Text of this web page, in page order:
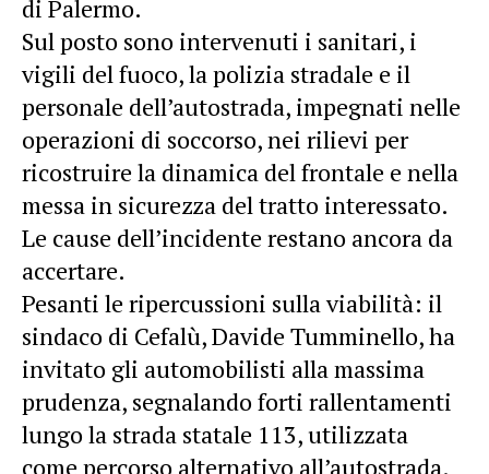
di Palermo.
Sul posto sono intervenuti i sanitari, i
vigili del fuoco, la polizia stradale e il
personale dell’autostrada, impegnati nelle
operazioni di soccorso, nei rilievi per
ricostruire la dinamica del frontale e nella
messa in sicurezza del tratto interessato.
Le cause dell’incidente restano ancora da
accertare.
Pesanti le ripercussioni sulla viabilità: il
sindaco di Cefalù, Davide Tumminello, ha
invitato gli automobilisti alla massima
prudenza, segnalando forti rallentamenti
lungo la strada statale 113, utilizzata
come percorso alternativo all’autostrada.